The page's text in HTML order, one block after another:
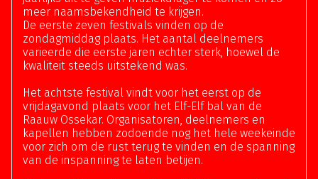
meer naamsbekendheid te krijgen.
De eerste zeven festivals vinden op de
zondagmiddag plaats. Het aantal deelnemers
varieerde die eerste jaren echter sterk, hoewel de
kwaliteit steeds uitstekend was.
Het achtste festival vindt voor het eerst op de
vrijdagavond plaats voor het Elf-Elf bal van de
Raauw Ossekar. Organisatoren, deelnemers en
kapellen hebben zodoende nog het hele weekeinde
voor zich om de rust terug te vinden en de spanning
van de inspanning te laten betijen.